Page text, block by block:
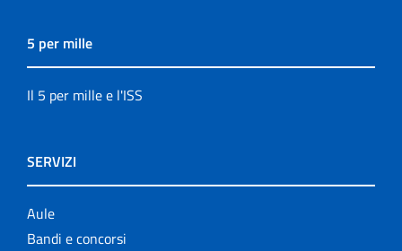
5 per mille
Il 5 per mille e l'ISS
SERVIZI
Aule
Bandi e concorsi